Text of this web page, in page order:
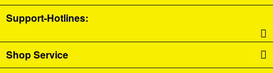
Support-Hotlines:
Shop Service